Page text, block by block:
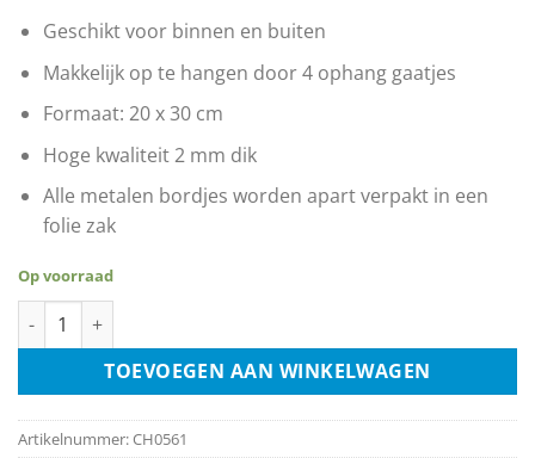
Geschikt voor binnen en buiten
Makkelijk op te hangen door 4 ophang gaatjes
Formaat: 20 x 30 cm
Hoge kwaliteit 2 mm dik
Alle metalen bordjes worden apart verpakt in een
folie zak
Op voorraad
What Happens In The Garage Stays In The Garage aantal
TOEVOEGEN AAN WINKELWAGEN
Artikelnummer:CH0561